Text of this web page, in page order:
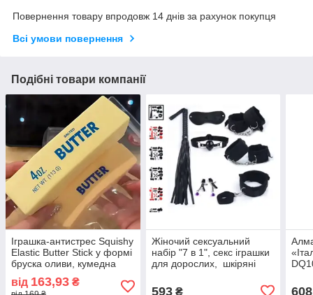
Повернення товару впродовж 14 днів за рахунок покупця
Всі умови повернення
Подібні товари компанії
Іграшка-антистрес Squishy
Elastic Butter Stick у формі
бруска оливи, кумедна
напруги, для зняття
від 163,93 ₴
Жіночий сексуальний
набір "7 в 1", секс іграшки
для дорослих, шкіряні
жіночі секс-товари. 18+.
593₴ 608